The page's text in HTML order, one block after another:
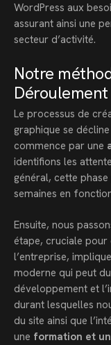
WordPress aux
assurant ainsi une
secteur d’activité.
Notre
Le processus de
graphique se
commence par une
identifions les
général, cette
semaines en
Ensuite, nous
étape, cruciale pour
l’entreprise,
moderne qui peut
développement et
durant lesquelles
du site ainsi que
une formation et